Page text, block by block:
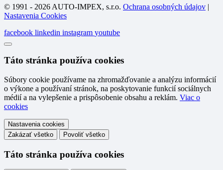
© 1991 - 2026 AUTO-IMPEX, s.r.o. Ochrana osobných údajov |
Nastavenia Cookies
facebook linkedin instagram youtube
Táto stránka používa cookies
Súbory cookie používame na zhromažďovanie a analýzu informácií
o výkone a používaní stránok, na poskytovanie funkcií sociálnych
médií a na vylepšenie a prispôsobenie obsahu a reklám. Viac o
cookies
Nastavenia cookies
Zakázať všetko
Povoliť všetko
Táto stránka používa cookies